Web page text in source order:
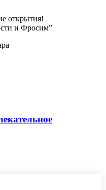
открытия!
и Фросим”